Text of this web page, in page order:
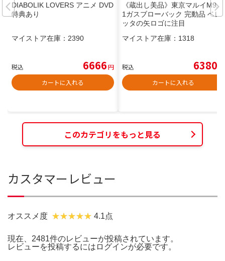
DIABOLIK LOVERS アニメ DVD
特典あり
マイストア在庫： 2390
税込 6666円
カートに入れる
《蔵出し美品》東京マルイM9A
1ガスブローバック 完動品 ベレ
ッタの矢ロゴに注目
マイストア在庫： 1318
税込 6380
カートに入れる
このカテゴリをもっと見る
カスタマーレビュー
オススメ度 4.1点
現在、2481件のレビューが投稿されています。
レビューを投稿するには ログインが必要です。